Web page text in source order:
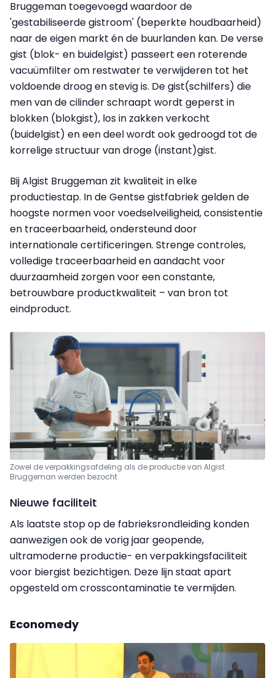
Bruggeman toegevoegd waardoor de
'gestabiliseerde gistroom' (beperkte houdbaarheid)
naar de eigen markt én de buurlanden kan. De verse
gist (blok- en buidelgist) passeert een roterende
vacuümfilter om restwater te verwijderen tot het
voldoende droog en stevig is. De gist(schilfers) die
men van de cilinder schraapt wordt geperst in
blokken (blokgist), los in zakken verkocht
(buidelgist) en een deel wordt ook gedroogd tot de
korrelige structuur van droge (instant)gist.
Bij Algist Bruggeman zit kwaliteit in elke
productiestap. In de Gentse gistfabriek gelden de
hoogste normen voor voedselveiligheid, consistentie
en traceerbaarheid, ondersteund door
internationale certificeringen. Strenge controles,
volledige traceerbaarheid en aandacht voor
duurzaamheid zorgen voor een constante,
betrouwbare productkwaliteit – van bron tot
eindproduct.
Zowel de verpakkingsafdeling als de productie van Algist
Bruggeman werden bezocht
Nieuwe faciliteit
Als laatste stop op de fabrieksrondleiding konden
aanwezigen ook de vorig jaar geopende,
ultramoderne productie- en verpakkingsfaciliteit
voor biergist bezichtigen. Deze lijn staat apart
opgesteld om crosscontaminatie te vermijden.
Economedy